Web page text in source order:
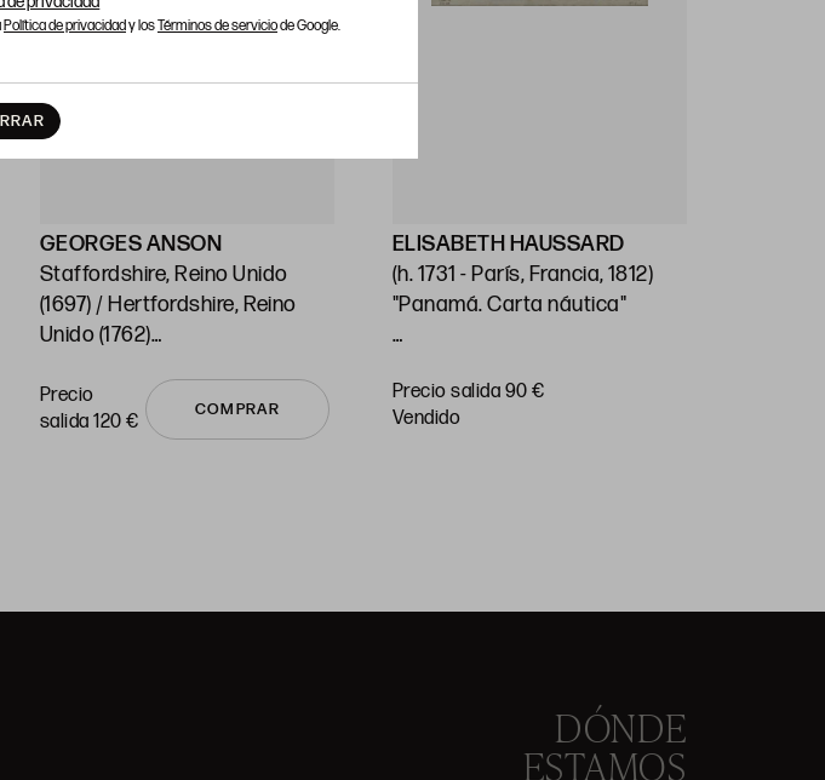
Política de privacidady losTérminos de serviciode Google.
GEORGES ANSON
Staffordshire, Reino Unido
(1697) / Hertfordshire, Reino
Unido (1762)
Huella: 21,5 x 38 cm c/u
Precio
salida 120 €
COMPRAR
ELISABETH HAUSSARD
(h. 1731 - París, Francia, 1812)
"Panamá. Carta náutica"
Precio salida 90 €
vendido
DÓNDE
ESTAMOS